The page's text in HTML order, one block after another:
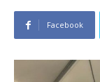
Facebook